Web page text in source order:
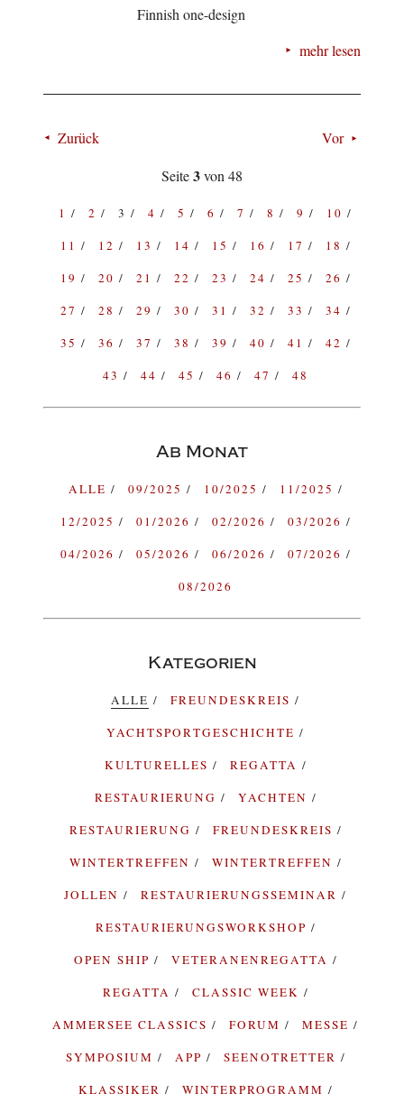
Finnish one-design
mehr lesen
Zurück
Vor
Seite3von 48
1 2 3 4 5 6 7 8 9
10
11
12 13 14 15 16 17
18
19
20 21 22 23 24 25
26
27
28 29 30 31 32 33
34
35
36 37 38 39 40 41
42
43
44 45 46 47 48
Ab Monat
ALLE 09/2025 10/2025
11/2025
12/2025
01/2026 02/2026
03/2026
04/2026
05/2026 06/2026
07/2026
08/2026
Kategorien
ALLE
FREUNDESKREIS
YACHTSPORTGESCHICHTE
KULTURELLES
REGATTA
RESTAURIERUNG
YACHTEN
RESTAURIERUNG
FREUNDESKREIS
WINTERTREFFEN
WINTERTREFFEN
JOLLEN
RESTAURIERUNGSSEMINAR
RESTAURIERUNGSWORKSHOP
OPEN SHIP
VETERANENREGATTA
REGATTA
CLASSIC WEEK
AMMERSEE CLASSICS
FORUM
MESSE
SYMPOSIUM
APP
SEENOTRETTER
KLASSIKER
WINTERPROGRAMM